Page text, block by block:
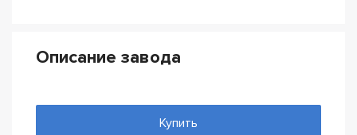
Описание завода
Купить